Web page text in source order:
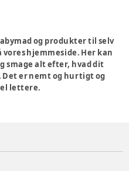
og produkter til selv
vores hjemmeside. Her kan
smage alt efter, hvad dit
er nemt og hurtigt og
lettere.